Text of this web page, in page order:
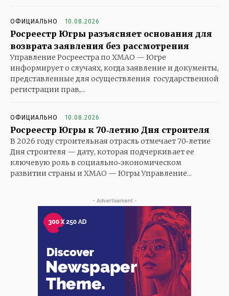
ОФИЦИАЛЬНО 10.08.2026
Росреестр Югры разъясняет основания для
возврата заявления без рассмотрения
Управление Росреестра по ХМАО — Югре
информирует о случаях, когда заявление и документы,
представленные для осуществления государственной
регистрации прав,...
ОФИЦИАЛЬНО 10.08.2026
Росреестр Югры к 70‑летию Дня строителя
В 2026 году строительная отрасль отмечает 70‑летие
Дня строителя — дату, которая подчеркивает ее
ключевую роль в социально‑экономическом
развитии страны и ХМАО — Югры Управление...
- Advertisement -